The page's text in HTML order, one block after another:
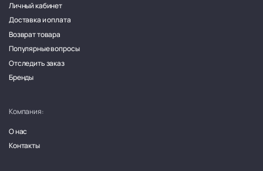
Личный кабинет
Доставка и оплата
Возврат товара
Популярные вопросы
Отследить заказ
Бренды
Компания:
О нас
Контакты